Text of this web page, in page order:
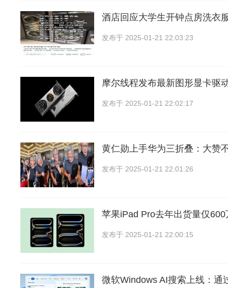
酒店回应大学生开钟点房洗衣
发布于 2025-01-21 22:03:23
摩尔线程发布最新图形显卡驱
发布于 2025-01-21 22:02:17
黄仁勋上手华为三折叠：大赞
发布于 2025-01-21 22:01:26
苹果iPad Pro去年出货量仅
发布于 2025-01-21 22:00:15
微软Windows AI搜索上线：通